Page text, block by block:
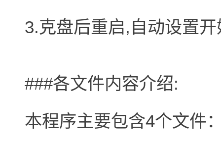
3.克盘后重启,自动设置开
###各文件内容介绍:
本程序主要包含4个文件